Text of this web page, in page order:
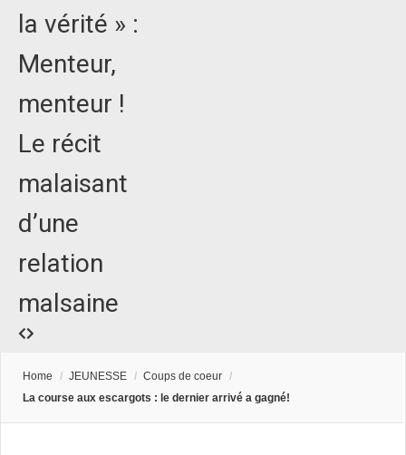
la vérité » :
Menteur,
menteur !
Le récit
malaisant
d’une
relation
malsaine
Home / JEUNESSE / Coups de coeur /
La course aux escargots : le dernier arrivé a gagné!